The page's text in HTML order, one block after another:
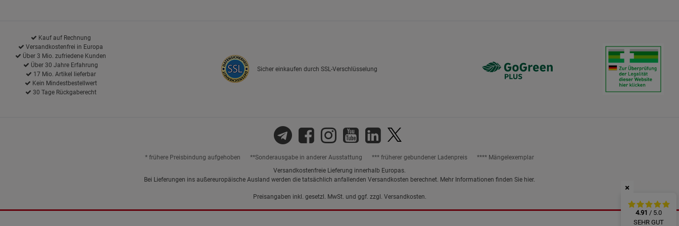
×
4.91 / 5.0
SEHR GUT
Kauf auf Rechnung
Versandkostenfrei in Europa
Über 3 Mio. zufriedene Kunden
Über 30 Jahre Erfahrung
17 Mio. Artikel lieferbar
Kein Mindestbestellwert
30 Tage Rückgaberecht
Sicher einkaufen durch SSL-Verschlüsselung
* frühere Preisbindung aufgehoben **Sonderausgabe in anderer Ausstattung *** früherer gebundener Ladenpreis
**** Mängelexemplar
Versandkostenfreie Lieferung innerhalb Europas.
Bei Lieferungen ins außereuropäische Ausland werden die tatsächlich anfallenden Versandkosten berechnet. Mehr Informationen finden Sie hier.
Preisangaben inkl. gesetzl. MwSt. und ggf. zzgl. Versandkosten.